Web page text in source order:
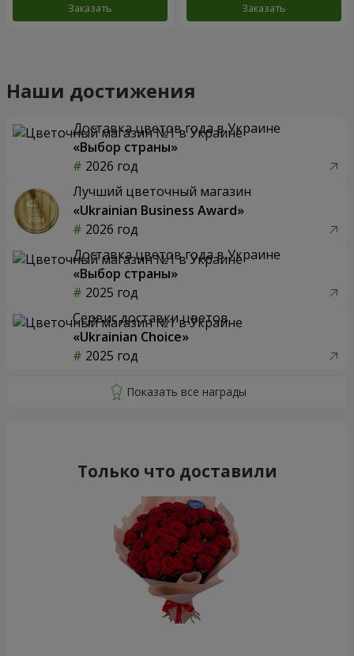
Заказать Заказать
Наши достижения
Доставка цветов года в Украине
«Выбор страны»
2026 год
Лучший цветочный магазин
«Ukrainian Business Award»
2026 год
Доставка цветов года в Украине
«Выбор страны»
2025 год
Сервис доставки цветов
«Ukrainian Choice»
2025 год
Только что доставили